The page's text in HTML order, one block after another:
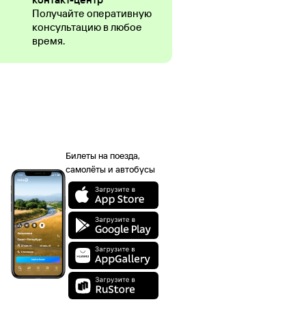
Получайте оперативную
консультацию в любое
время.
Билеты на поезда,
самолёты и автобусы